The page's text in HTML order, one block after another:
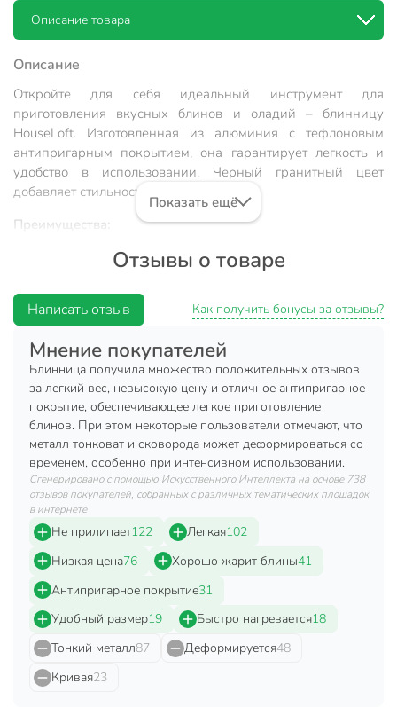
Описание товара
Описание
Откройте для себя идеальный инструмент для
приготовления вкусных блинов и оладий – блинницу
HouseLoft. Изготовленная из алюминия с тефлоновым
антипригарным покрытием, она гарантирует легкость и
удобство в использовании. Черный гранитный цвет
добавляет стильности на кухне.
Преимущества:
антипригарное покрытие: тефлоновое для легкого
ненагревающаяся ручка: безопасное приготовление;
совместимость: подходит для газовых, электрических
и стеклокерамических плит;
легкость ухода: подходит для посудомоечной
машины.
Дополнительная информация:
Диаметр внутренней части дна 20 см.
Толщина стенок: 1,5 мм.
Высота борта: 2 см.
Без крышки.
Техническая информация
Диаметр, см
22 см
Толщина дна, мм
1.5 мм
Толщина стенок, мм
Показать ещё
Отзывы о товаре
Написать отзыв Как получить бонусы за отзывы?
Мнение покупателей
Блинница получила множество положительных отзывов
за легкий вес, невысокую цену и отличное антипригарное
покрытие, обеспечивающее легкое приготовление
блинов. При этом некоторые пользователи отмечают, что
металл тонковат и сковорода может деформироваться со
временем, особенно при интенсивном использовании.
Сгенерировано с помощью Искусственного Интеллекта на основе 738
отзывов покупателей, собранных с различных тематических площадок
в интернете
Не прилипает122 Легкая102
Низкая цена76 Хорошо жарит блины41
Антипригарное покрытие31
Удобный размер19 Быстро нагревается18
Тонкий металл87 Деформируется48
Кривая23